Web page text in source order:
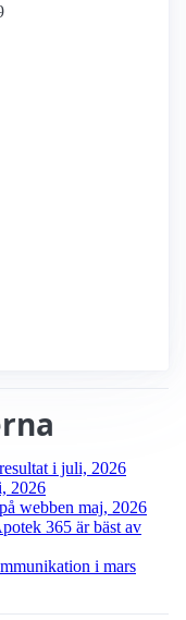
i juli, 2026
2026
webben maj, 2026
365 är bäst av
i mars